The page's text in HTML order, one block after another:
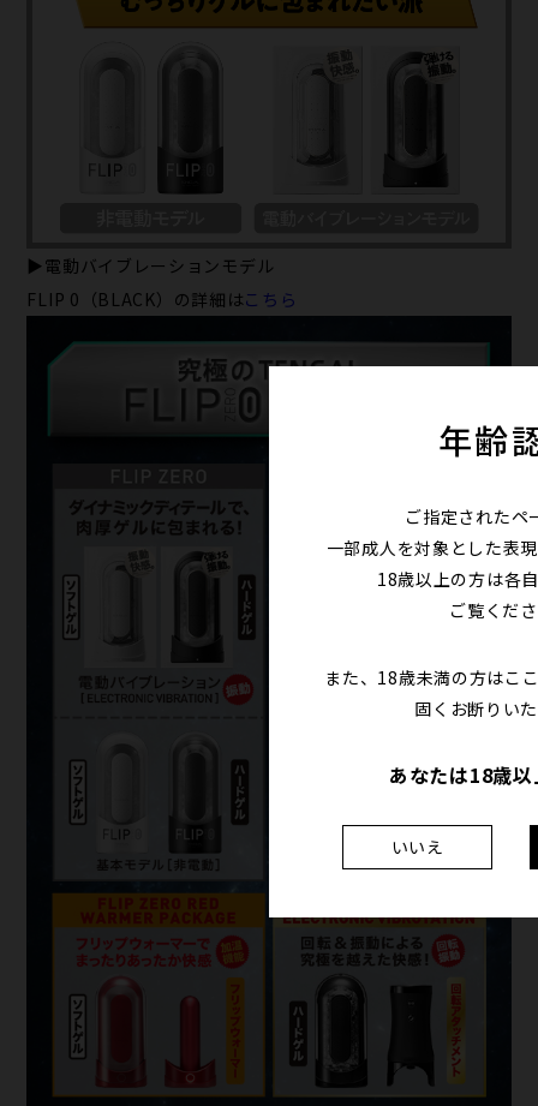
▶電動バイブレーションモデル
FLIP 0（BLACK）の詳細はこちら
年齢
ご指定されたペ
一部成人を対象とした表
18歳以上の方は各
ご覧くだ
また、18歳未満の方はこ
固くお断りい
あなたは18歳
いいえ